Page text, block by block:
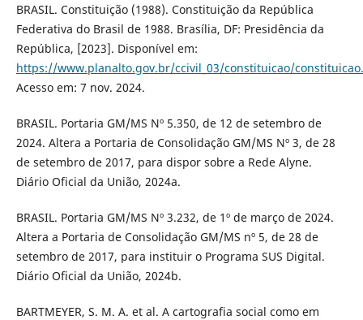
BRASIL. Constituição (1988). Constituição da República
Federativa do Brasil de 1988. Brasília, DF: Presidência da
República, [2023]. Disponível em:
https://www.planalto.gov.br/ccivil_03/constituicao/
Acesso em: 7 nov. 2024.
BRASIL. Portaria GM/MS Nº 5.350, de 12 de setembro de
2024. Altera a Portaria de Consolidação GM/MS Nº 3, de 28
de setembro de 2017, para dispor sobre a Rede Alyne.
Diário Oficial da União, 2024a.
BRASIL. Portaria GM/MS Nº 3.232, de 1º de março de 2024.
Altera a Portaria de Consolidação GM/MS nº 5, de 28 de
setembro de 2017, para instituir o Programa SUS Digital.
Diário Oficial da União, 2024b.
BARTMEYER, S. M. A. et al. A cartografia social como em